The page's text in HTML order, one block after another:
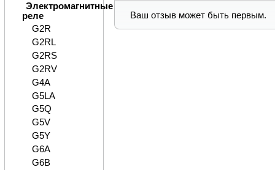
Ваш отзыв может быть первым.
Электромагнитные
реле
G2R
G2RL
G2RS
G2RV
G4A
G5LA
G5Q
G5V
G5Y
G6A
G6B